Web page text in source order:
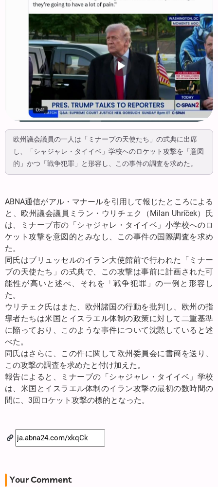
欧州議会議員の一人は「ミナーブの天使たち」の式典に出席
し、「シャジャレ・タイイベ」学校へのロケット攻撃を「意図
的」かつ「戦争犯罪」と形容し、この事件の調査を求めた。
ABNA通信がアル・マナールを引用して報じたところによる
と、欧州議会議員ミラン・ウリチェク（Milan Uhríček）氏
は、ミナーブ市の「シャジャレ・タイイベ」小学校へのロ
ケット攻撃を意図的とみなし、この事件の国際調査を求め
た。
同氏はブリュッセルのイラン大使館前で行われた「ミナー
ブの天使たち」の式典で、この攻撃は事前に計画された可
能性が高いと述べ、それを「戦争犯罪」の一例と形容し
た。
ウリチェク氏はまた、欧州諸国の行動を批判し、欧州の指
導者たちは米国とイスラエル体制の政策に対して二重基準
に陥っており、このような事件について沈黙していると述
べた。
同氏はさらに、この件に関して欧州委員会に書簡を送り、
この攻撃の調査を求めたと付け加えた。
報告によると、ミナーブの「シャジャレ・タイイベ」学校
は、米国とイスラエル体制のイラン攻撃の最初の数時間の
間に、3回ロケット攻撃の標的となった。
Your Comment